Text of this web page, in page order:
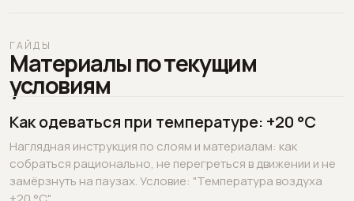
ГАЙДЫ
Материалы по текущим
условиям
Как одеваться при температуре: +20 °C
Наглядная инструкция по слоям и материалам: как
собраться рационально, не перегреться в движении и не
замёрзнуть на паузах. Условие: "Температура воздуха